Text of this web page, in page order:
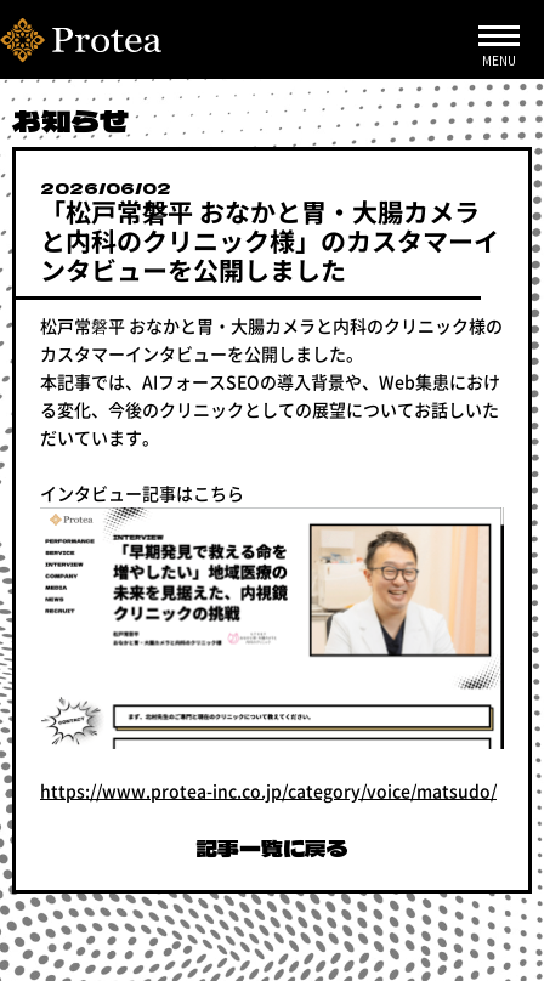
お知らせ
2026/06/02
「松戸常磐平 おなかと胃・大腸カメラ
と内科のクリニック様」のカスタマーイ
ンタビューを公開しました
松戸常磐平 おなかと胃・大腸カメラと内科のクリニック様の
カスタマーインタビューを公開しました。
本記事では、AIフォースSEOの導入背景や、Web集患におけ
る変化、今後のクリニックとしての展望についてお話しいた
だいています。
インタビュー記事はこちら
https://www.protea-inc.co.jp/category/voice/matsudo/
記事一覧に戻る